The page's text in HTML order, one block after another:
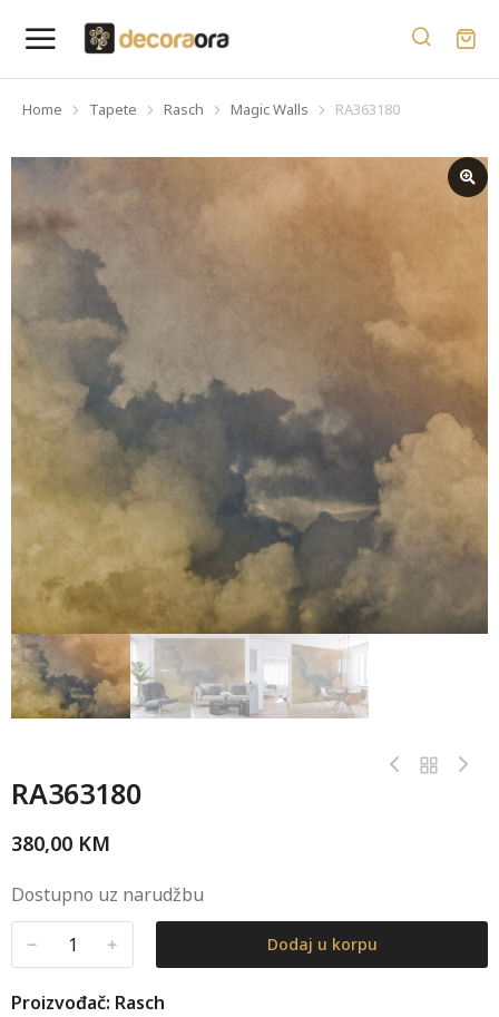
You are here:
Home Tapete Rasch Magic Walls RA363180
RA363180
380,00 KM
Dostupno uz narudžbu
﹣ ﹢ Dodaj u korpu
Proizvođač: Rasch